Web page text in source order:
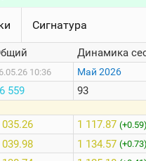
Сигнатура
10:36
559
035.26
039.98
Динамика
Май 2026
93
1 117.87
1 134.57